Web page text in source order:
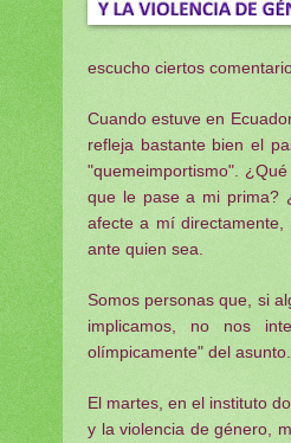
escucho ciertos
Cuando estuve en
refleja bastante bien el
"quemeimportismo".
que le pase a mi prima?
afecte a mí
ante quien sea.
Somos personas que, si
implicamos, no nos
olímpicamente" del
El martes, en el instituto
y la violencia de género,